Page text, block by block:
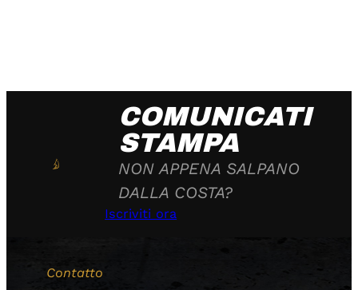
COMUNICATI
STAMPA
NON APPENA SALPANO
DALLA COSTA?
Iscriviti ora
Contatto